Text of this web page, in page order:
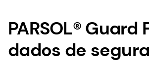
PARSOL® Guard
dados de